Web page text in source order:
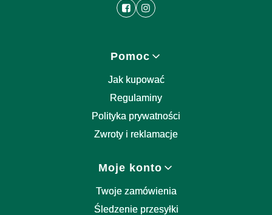
Pomoc
Jak kupować
Regulaminy
Polityka prywatności
Zwroty i reklamacje
Moje konto
Twoje zamówienia
Śledzenie przesyłki